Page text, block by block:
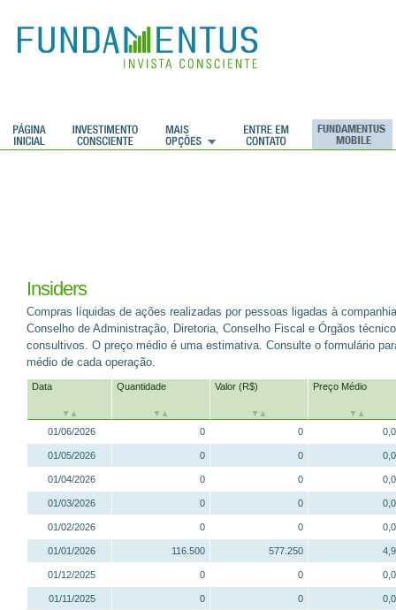
Insiders
Compras líquidas de ações realizadas por pessoas ligadas à
Conselho de Administração, Diretoria, Conselho Fiscal e Órgãos
consultivos. O preço médio é uma estimativa. Consulte o formulário
médio de cada operação.
Data Quantidade Valor (R$) Preço Médio
01/06/2026 0 0
01/05/2026 0 0
01/04/2026 0 0
01/03/2026 0 0
01/02/2026 0 0
01/01/2026 116.500 577.250
01/12/2025 0 0
01/11/2025 0 0